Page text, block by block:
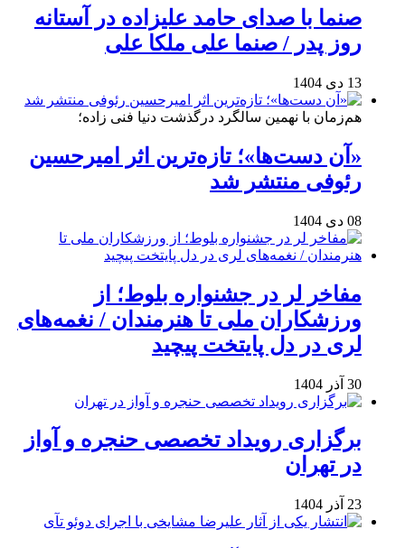
صنما با صدای حامد علیزاده در آستانه
روز پدر / صنما علی ملکا علی
13 دی 1404
هم‌زمان با نهمین سالگرد درگذشت دنیا فنی زاده؛
«آن دست‌ها»؛ تازه‌ترین اثر امیرحسین
رئوفی منتشر شد
08 دی 1404
مفاخر لر در جشنواره بلوط؛ از
ورزشکاران ملی تا هنرمندان / نغمه‌های
لری در دل پایتخت پیچید
30 آذر 1404
برگزاری رویداد تخصصی حنجره و آواز
در تهران
23 آذر 1404